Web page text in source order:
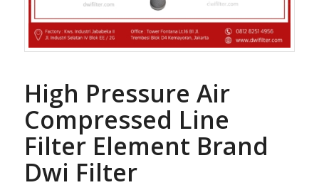
High Pressure Air
Compressed Line
Filter Element Brand
Dwi Filter